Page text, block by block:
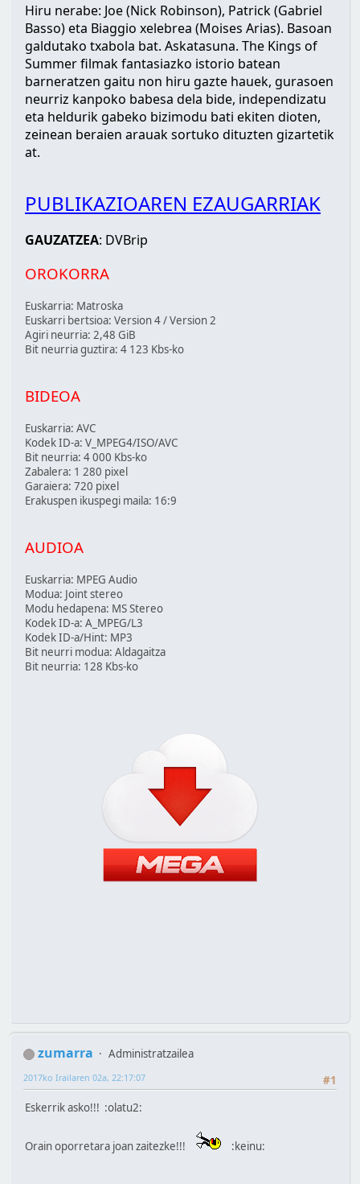
Hiru nerabe: Joe (Nick Robinson), Patrick (Gabriel
Basso) eta Biaggio xelebrea (Moises Arias). Basoan
galdutako txabola bat. Askatasuna. The Kings of
Summer filmak fantasiazko istorio batean
barneratzen gaitu non hiru gazte hauek, gurasoen
neurriz kanpoko babesa dela bide, independizatu
eta heldurik gabeko bizimodu bati ekiten dioten,
zeinean beraien arauak sortuko dituzten gizartetik
at.
PUBLIKAZIOAREN EZAUGARRIAK
GAUZATZEA: DVBrip
OROKORRA
Euskarria: Matroska
Euskarri bertsioa: Version 4 / Version 2
Agiri neurria: 2,48 GiB
Bit neurria guztira: 4 123 Kbs-ko
BIDEOA
Euskarria: AVC
Kodek ID-a: V_MPEG4/ISO/AVC
Bit neurria: 4 000 Kbs-ko
Zabalera: 1 280 pixel
Garaiera: 720 pixel
Erakuspen ikuspegi maila: 16:9
AUDIOA
Euskarria: MPEG Audio
Modua: Joint stereo
Modu hedapena: MS Stereo
Kodek ID-a: A_MPEG/L3
Kodek ID-a/Hint: MP3
Bit neurri modua: Aldagaitza
Bit neurria: 128 Kbs-ko
zumarra
Administratzailea
#1
2017ko Irailaren 02a, 22:17:07
Eskerrik asko!!! :olatu2:
Orain oporretara joan zaitezke!!! :keinu: